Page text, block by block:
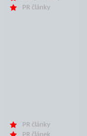
PR články
PR články